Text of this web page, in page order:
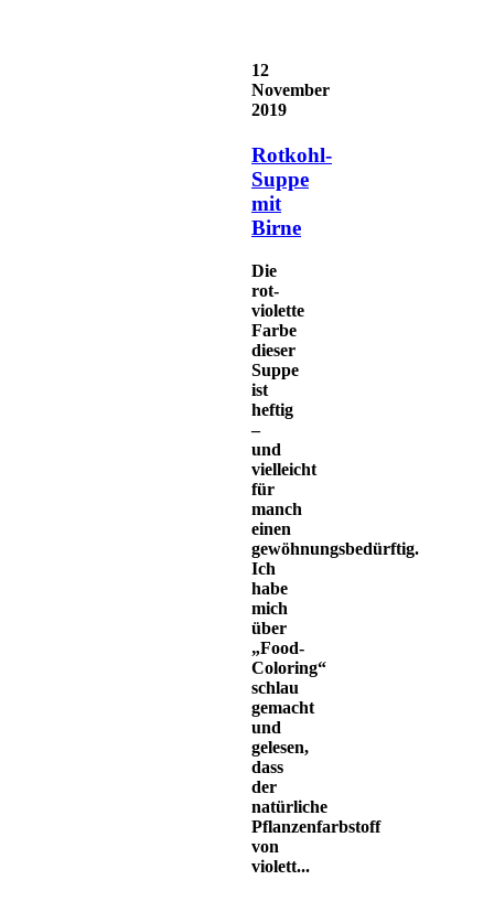
12
November
2019
Rotkohl-
Suppe
mit
Birne
Die
rot-
violette
Farbe
dieser
Suppe
ist
heftig
–
und
vielleicht
für
manch
einen
gewöhnungsbedürftig.
Ich
habe
mich
über
„Food-
Coloring“
schlau
gemacht
und
gelesen,
dass
der
natürliche
Pflanzenfarbstoff
von
violett...